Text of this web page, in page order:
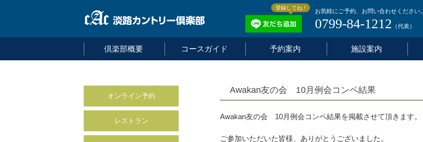
お気軽にご予約、お問い合わせください。
0799-84-1212 （代表）
倶楽部概要 コースガイド 予約案内 施設案内
登録してね！
Awakan友の会 10月例会コンペ結果
Awakan友の会 10月例会コンペ結果を掲載させて頂きます。
ご参加いただいた皆様、ありがとうございました。
オンライン予約
レストラン